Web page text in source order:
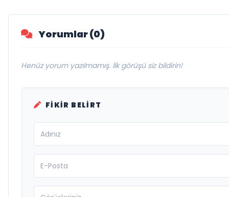
Yorumlar (0)
Henüz yorum yazılmamış. İlk görüşü siz bildirin!
FIKIR BELIRT